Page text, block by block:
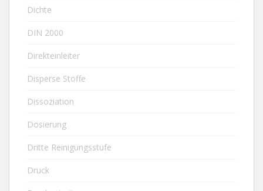
Dichte
DIN 2000
Direkteinleiter
Disperse Stoffe
Dissoziation
Dosierung
Dritte Reinigungsstufe
Druck